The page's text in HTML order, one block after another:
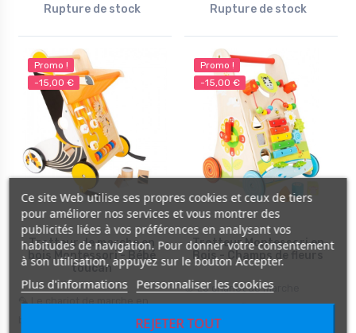
Ce site Web utilise ses propres cookies et ceux de tiers
pour améliorer nos services et vous montrer des
publicités liées à vos préférences en analysant vos
habitudes de navigation. Pour donner votre consentement
à son utilisation, appuyez sur le bouton Accepter.
Plus d'informations Personnaliser les cookies
REJETER TOUT
Rupture de stock Rupture de stock
Promo !
-15,00 €
Trotteur de marche en
bois Montessori - Bébé
toucan
bois toucan est un support
Promo !
-15,00 €
Trotteur Montessori en
Bois - Champs de fleurs
🌸 Le chariot de marche
champs de fleurs
accompagne votre enfant